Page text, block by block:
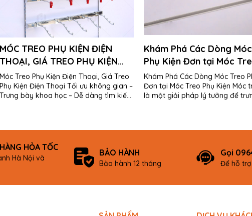
MÓC TREO PHỤ KIỆN ĐIỆN
THOẠI, GIÁ TREO PHỤ KIỆN
ĐIỆN THOẠI
Móc Treo Phụ Kiện Điện Thoại, Giá Treo
Phụ Kiện Điện Thoại Tối ưu không gian –
Trưng bày khoa học – Dễ dàng tìm kiếm
Khám Phá Các Dòng
Phụ Kiện Đơn tại Móc
Kiện
Khám Phá Các Dòng Móc Treo
Đơn tại Móc Treo Phụ Kiện Móc
là một giải pháp lý tưởng để
HỎA TỐC
Hà Nội và
BẢO HÀNH
Bảo hành 12 tháng
Gọi
Để hỗ